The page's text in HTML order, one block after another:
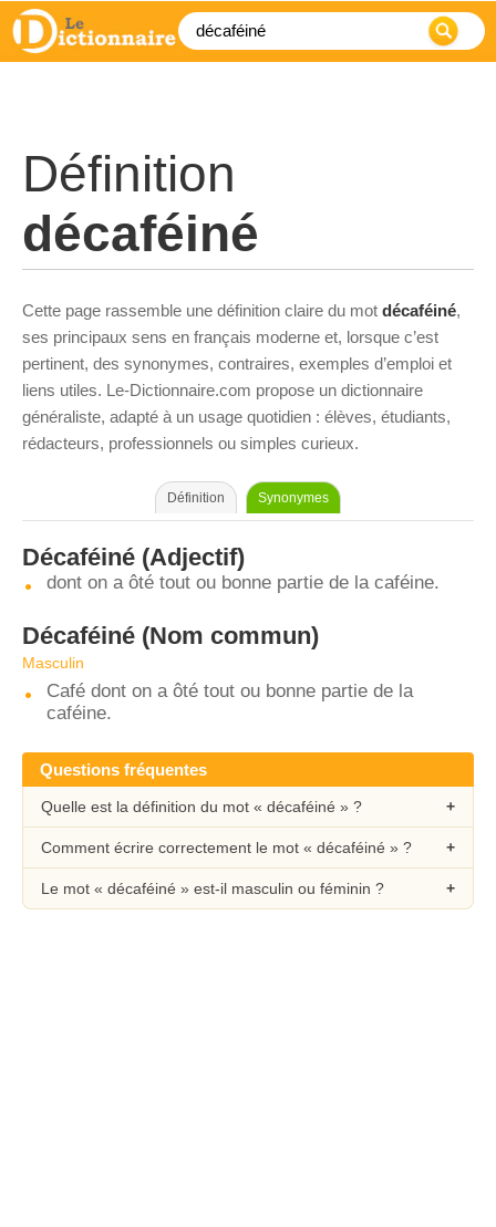
Définition
décaféiné
Cette page rassemble une définition claire du mot décaféiné,
ses principaux sens en français moderne et, lorsque c’est
pertinent, des synonymes, contraires, exemples d’emploi et
liens utiles. Le-Dictionnaire.com propose un dictionnaire
généraliste, adapté à un usage quotidien : élèves, étudiants,
rédacteurs, professionnels ou simples curieux.
Définition Synonymes
Décaféiné (Adjectif)
dont on a ôté tout ou bonne partie de la caféine.
Décaféiné (Nom commun)
Masculin
Café dont on a ôté tout ou bonne partie de la
caféine.
Questions fréquentes
Quelle est la définition du mot « décaféiné » ?
Comment écrire correctement le mot « décaféiné » ?
Le mot « décaféiné » est-il masculin ou féminin ?